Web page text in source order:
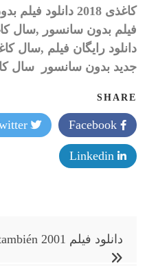
فیلم بدون سانسور ,سال کاغذی
جدید بدون سانسور سال
SHARE
Twitter
راهبری
نوشته
دانلود فیلم Y tu mamá también 2001 – دانلود فیلم